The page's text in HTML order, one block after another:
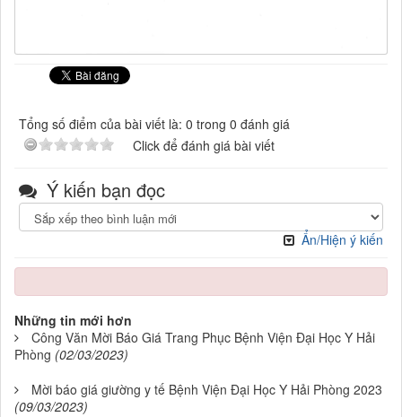
Tổng số điểm của bài viết là: 0 trong 0 đánh giá
Click để đánh giá bài viết
Ý kiến bạn đọc
Ẩn/Hiện ý kiến
Những tin mới hơn
Công Văn Mời Báo Giá Trang Phục Bệnh Viện Đại Học Y Hải
Phòng (02/03/2023)
Mời báo giá giường y tế Bệnh Viện Đại Học Y Hải Phòng 2023
(09/03/2023)